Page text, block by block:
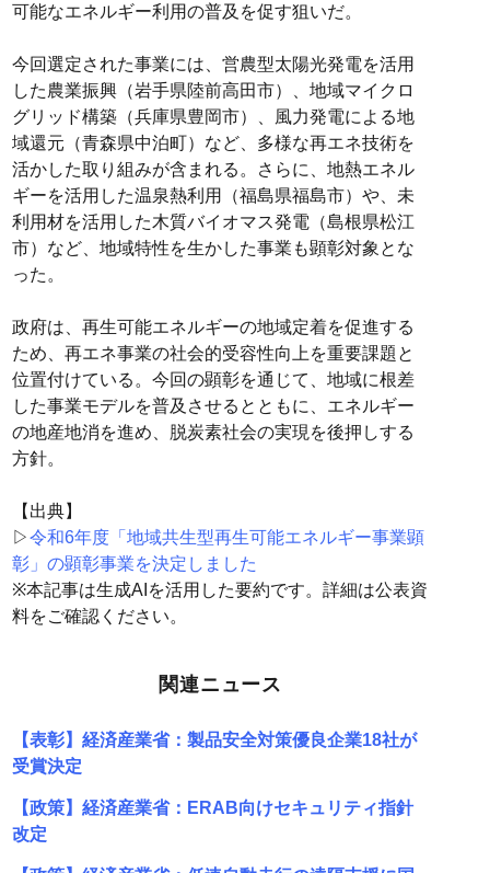
可能なエネルギー利用の普及を促す狙いだ。
今回選定された事業には、営農型太陽光発電を活用
した農業振興（岩手県陸前高田市）、地域マイクロ
グリッド構築（兵庫県豊岡市）、風力発電による地
域還元（青森県中泊町）など、多様な再エネ技術を
活かした取り組みが含まれる。さらに、地熱エネル
ギーを活用した温泉熱利用（福島県福島市）や、未
利用材を活用した木質バイオマス発電（島根県松江
市）など、地域特性を生かした事業も顕彰対象とな
った。
政府は、再生可能エネルギーの地域定着を促進する
ため、再エネ事業の社会的受容性向上を重要課題と
位置付けている。今回の顕彰を通じて、地域に根差
した事業モデルを普及させるとともに、エネルギー
の地産地消を進め、脱炭素社会の実現を後押しする
方針。
【出典】
▷令和6年度「地域共生型再生可能エネルギー事業顕
彰」の顕彰事業を決定しました
※本記事は生成AIを活用した要約です。詳細は公表資
料をご確認ください。
関連ニュース
【表彰】経済産業省：製品安全対策優良企業18社が
受賞決定
【政策】経済産業省：ERAB向けセキュリティ指針
改定